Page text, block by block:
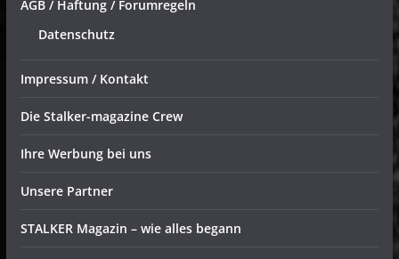
AGB / Haftung / Forumregeln
Datenschutz
Impressum / Kontakt
Die Stalker-magazine Crew
Ihre Werbung bei uns
Unsere Partner
STALKER Magazin – wie alles begann